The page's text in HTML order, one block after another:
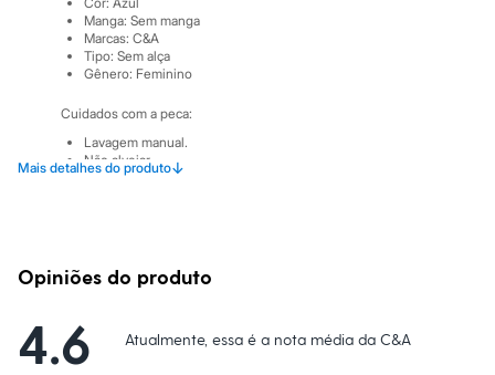
Leggings
Shorts e Bermudas
Moda íntima
Calcinhas
Cintas e Modeladores
Meias
Pijamas
Sutiãs e Tops
Personagens
Plus size
Calças
Casacos e Jaquetas
Jeans
Mais detalhes do produto↓
Manga: Sem manga
Marcas: C&A
Tipo: Sem alça
Gênero: Feminino
Cuidados com a peca:
Lavagem manual.
Não alvejar.
Não secar em secadora.
Opiniões do produto
4.6 Atualmente, essa é a nota média da C&A